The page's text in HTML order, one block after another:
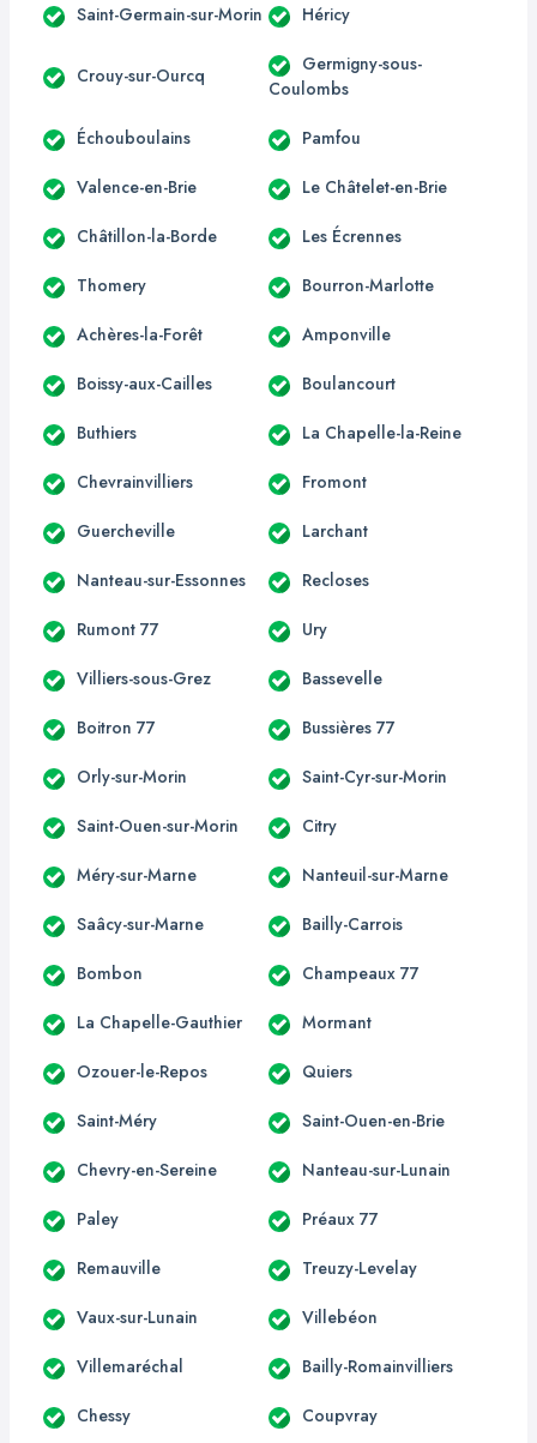
Saint-Germain-sur-Morin Héricy
Crouy-sur-Ourcq
Germigny-sous-
Coulombs
Échouboulains Pamfou
Valence-en-Brie Le Châtelet-en-Brie
Châtillon-la-Borde Les Écrennes
Thomery Bourron-Marlotte
Achères-la-Forêt Amponville
Boissy-aux-Cailles Boulancourt
Buthiers La Chapelle-la-Reine
Chevrainvilliers Fromont
Guercheville Larchant
Nanteau-sur-Essonnes Recloses
Rumont 77 Ury
Villiers-sous-Grez Bassevelle
Boitron 77 Bussières 77
Orly-sur-Morin Saint-Cyr-sur-Morin
Saint-Ouen-sur-Morin Citry
Méry-sur-Marne Nanteuil-sur-Marne
Saâcy-sur-Marne Bailly-Carrois
Bombon Champeaux 77
La Chapelle-Gauthier Mormant
Ozouer-le-Repos Quiers
Saint-Méry Saint-Ouen-en-Brie
Chevry-en-Sereine Nanteau-sur-Lunain
Paley Préaux 77
Remauville Treuzy-Levelay
Vaux-sur-Lunain Villebéon
Villemaréchal Bailly-Romainvilliers
Chessy Coupvray